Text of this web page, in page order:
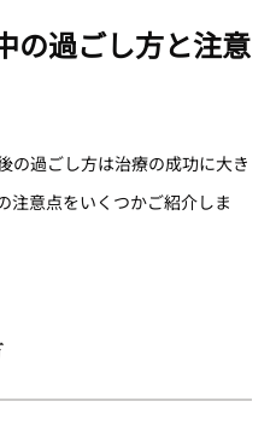
の過ごし方と注意
の過ごし方は治療の成功に大き
注意点をいくつかご紹介しま